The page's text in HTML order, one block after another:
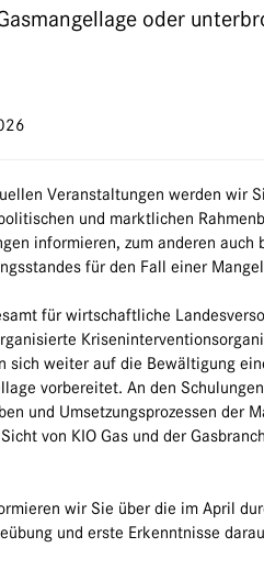
oder
Veranstaltungen werden wir
und marktlichen
informieren, zum anderen auch
für den Fall einer
für wirtschaftliche
sich weiter auf die Bewältigung
vorbereitet. An den
und Umsetzungsprozessen der
von KIO Gas und der
wir Sie über die im April
und erste Erkenntnisse